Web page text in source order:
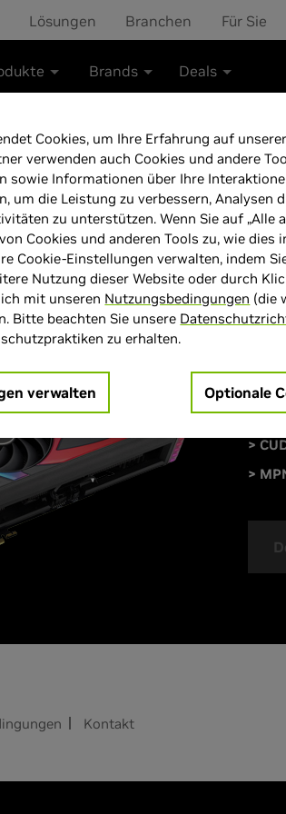
Lösungen Branchen Für Sie
Brands Deals
>
>
>
>
Kontakt
Cookies, um Ihre Erfahrung auf
verwenden auch Cookies und andere
sowie Informationen über Ihre
um die Leistung zu verbessern, Analysen
zu unterstützen. Wenn Sie auf „Alle
Cookies und anderen Tools zu, wie dies
Cookie-Einstellungen verwalten, indem
Nutzung dieser Website oder durch
mit unseren Nutzungsbedingungen (die
Bitte beachten Sie unsere
zu erhalten.
verwalten Optionale